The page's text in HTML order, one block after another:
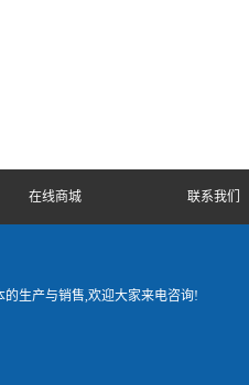
在线商城 联系我们
生产与销售,欢迎大家来电咨询!